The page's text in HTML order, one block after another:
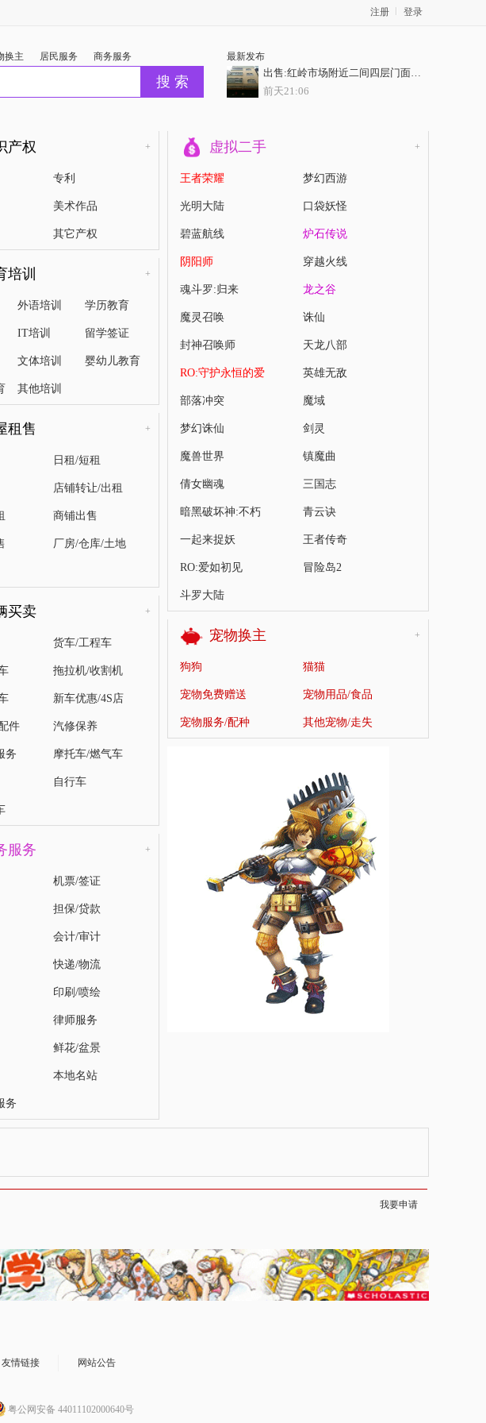
登录
注册
最新发布
出售:红岭市场附近二间四层门面房，门前10米巷，证齐全
前天21:06
前天21:06
前天21:06
前天21:06
前天21:06
换主 居民服务 商务服务
产权 +
专利
美术作品
其它产权
培训 +
外语培训 学历教育
IT培训 留学签证
文体培训 婴幼儿教育
其他培训
租售 +
日租/短租
店铺转让/出租
商铺出售
厂房/仓库/土地
买卖 +
货车/工程车
拖拉机/收割机
新车优惠/4S店
件 汽修保养
务 摩托车/燃气车
自行车
服务 +
机票/签证
担保/贷款
会计/审计
快递/物流
印刷/喷绘
律师服务
鲜花/盆景
本地名站
务
虚拟二手 +
王者荣耀 梦幻西游
光明大陆 口袋妖怪
碧蓝航线 炉石传说
阴阳师 穿越火线
魂斗罗:归来 龙之谷
魔灵召唤 诛仙
封神召唤师 天龙八部
RO:守护永恒的爱 英雄无敌
部落冲突 魔域
梦幻诛仙 剑灵
魔兽世界 镇魔曲
倩女幽魂 三国志
暗黑破坏神:不朽 青云诀
一起来捉妖 王者传奇
RO:爱如初见 冒险岛2
斗罗大陆
宠物换主 +
狗狗 猫猫
宠物免费赠送 宠物用品/食品
宠物服务/配种 其他宠物/走失
我要申请
友情链接 网站公告
粤公网安备 44011102000640号